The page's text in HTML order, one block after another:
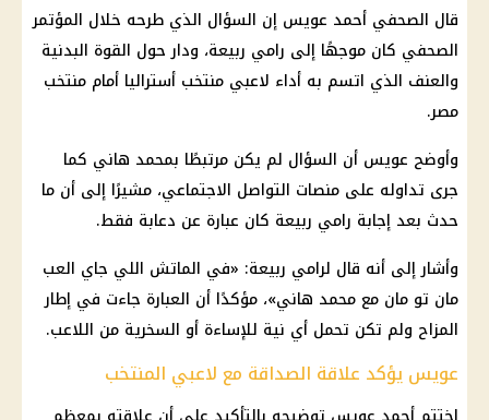
قال الصحفي أحمد عويس إن السؤال الذي طرحه خلال المؤتمر
الصحفي كان موجهًا إلى رامي ربيعة، ودار حول القوة البدنية
والعنف الذي اتسم به أداء لاعبي منتخب أستراليا أمام منتخب
مصر.
وأوضح عويس أن السؤال لم يكن مرتبطًا بمحمد هاني كما
جرى تداوله على منصات التواصل الاجتماعي، مشيرًا إلى أن ما
حدث بعد إجابة رامي ربيعة كان عبارة عن دعابة فقط.
وأشار إلى أنه قال لرامي ربيعة: «في الماتش اللي جاي العب
مان تو مان مع محمد هاني»، مؤكدًا أن العبارة جاءت في إطار
المزاح ولم تكن تحمل أي نية للإساءة أو السخرية من اللاعب.
عويس يؤكد علاقة الصداقة مع لاعبي المنتخب